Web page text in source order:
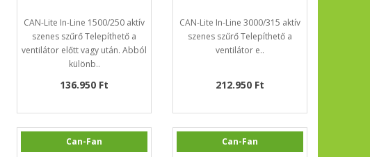
CAN-Lite In-Line 1500/250 aktív
szenes szűrő Telepíthető a
ventilátor előtt vagy után. Abból
különb..
136.950 Ft
CAN-Lite In-Line 3000/315 aktív
szenes szűrő Telepíthető a
ventilátor e..
212.950 Ft
Can-Fan Can-Fan